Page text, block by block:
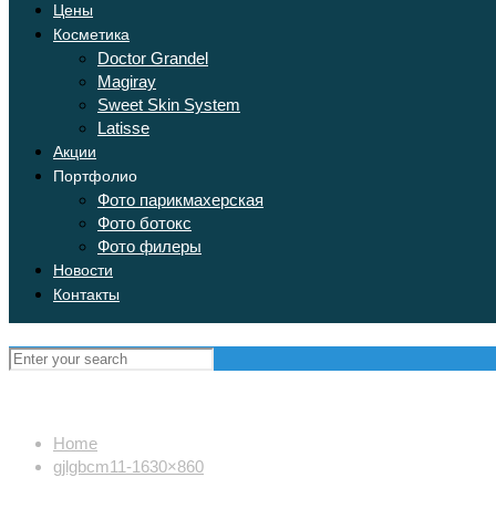
Цены
Косметика
Doctor Grandel
Magiray
Sweet Skin System
Latisse
Акции
Портфолио
Фото парикмахерская
Фото ботокс
Фото филеры
Новости
Контакты
Home
gjlgbcm11-1630×860